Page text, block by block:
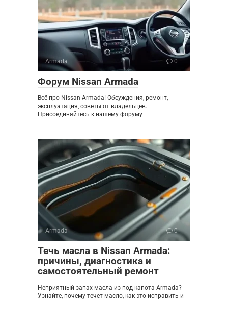
Armada 0
Форум Nissan Armada
Всё про Nissan Armada! Обсуждения, ремонт,
эксплуатация, советы от владельцев.
Присоединяйтесь к нашему форуму
Armada 0
Течь масла в Nissan Armada:
причины, диагностика и
самостоятельный ремонт
Неприятный запах масла из-под капота Armada?
Узнайте, почему течет масло, как это исправить и